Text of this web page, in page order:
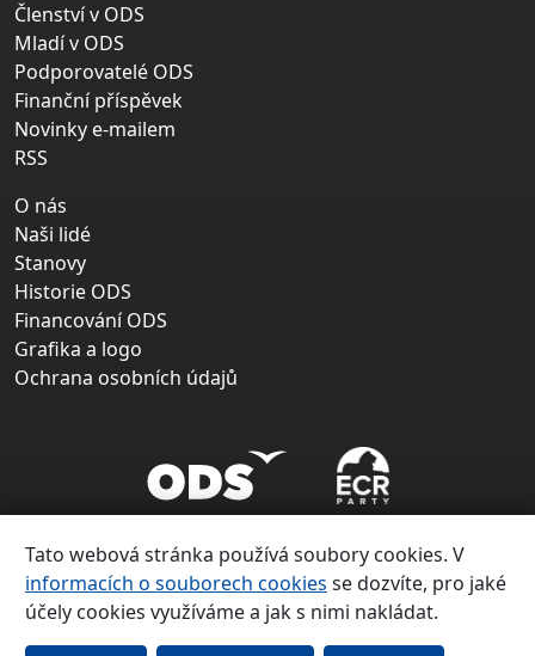
Členství v ODS
Mladí v ODS
Podporovatelé ODS
Finanční příspěvek
Novinky e-mailem
RSS
O nás
Naši lidé
Stanovy
Historie ODS
Financování ODS
Grafika a logo
Ochrana osobních údajů
Tato webová stránka používá soubory cookies. V
informacích o souborech cookies se dozvíte, pro jaké
účely cookies využíváme a jak s nimi nakládat.